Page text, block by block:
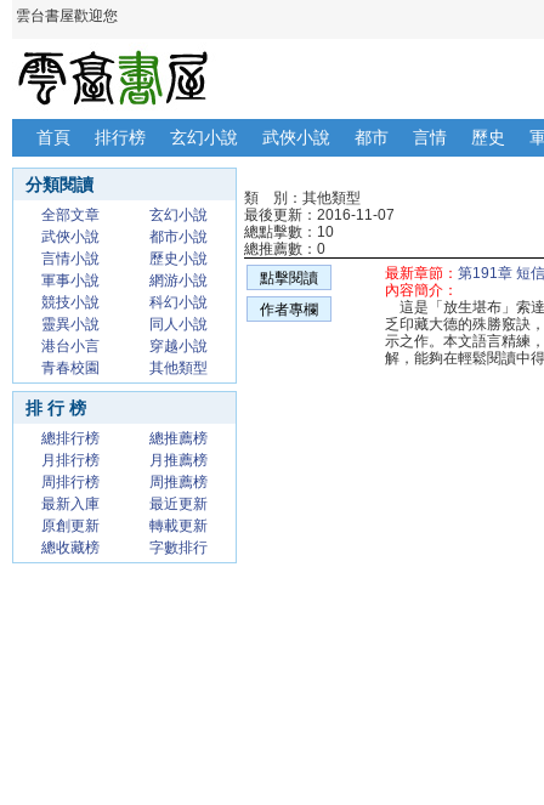
雲台書屋歡迎您
首頁 排行榜 玄幻小說 武俠小說 都市 言情 歷史
分類閱讀
全部文章
玄幻小說
武俠小說
都市小說
言情小說
歷史小說
軍事小說
網游小說
競技小說
科幻小說
靈異小說
同人小說
港台小言
穿越小說
青春校園
其他類型
排 行 榜
總排行榜
總推薦榜
月排行榜
月推薦榜
周排行榜
周推薦榜
最新入庫
最近更新
原創更新
轉載更新
總收藏榜
字數排行
類 別：其他類型
最後更新：2016-11-07
總點擊數：10
總推薦數：0
點擊閱讀
作者專欄
最新章節： 第191章 短信
內容簡介：
這是「放生堪布」索
乏印藏大德的殊勝竅訣
示之作。本文語言精練
解，能夠在輕鬆閱讀中